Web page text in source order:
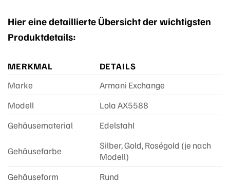
Hier eine detaillierte Übersicht der wichtigsten
Produktdetails:
MERKMAL
DETAILS
Marke
Armani Exchange
Modell
Lola AX5588
Gehäusematerial
Edelstahl
Gehäusefarbe
Silber, Gold, Roségold (je nach
Modell)
Gehäuseform
Rund